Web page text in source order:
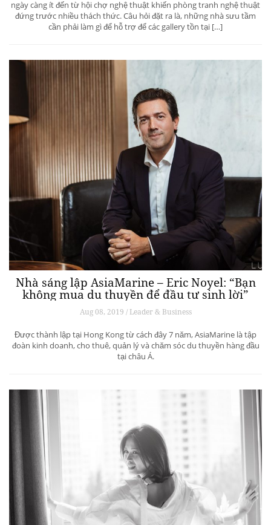
ngày càng ít đến từ hội chợ nghệ thuật khiến phòng tranh nghệ thuật
đứng trước nhiều thách thức. Câu hỏi đặt ra là, những nhà sưu tầm
cần phải làm gì để hỗ trợ để các gallery tồn tại […]
Nhà sáng lập AsiaMarine – Eric Noyel: “Bạn
không mua du thuyền để đầu tư sinh lời”
Aug 08, 2019 / Leader & Business
Được thành lập tại Hong Kong từ cách đây 7 năm, AsiaMarine là tập
đoàn kinh doanh, cho thuê, quản lý và chăm sóc du thuyền hàng đầu
tại châu Á.